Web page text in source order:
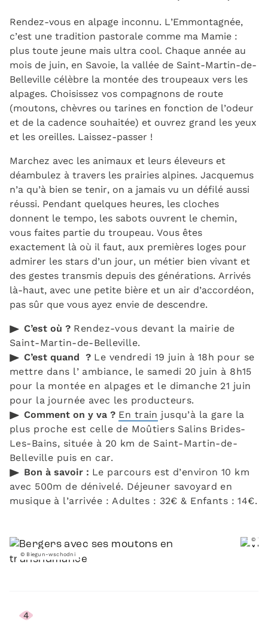
Rendez-vous en alpage inconnu. L’Emmontagnée,
c’est une tradition pastorale comme ma Mamie :
plus toute jeune mais ultra cool. Chaque année au
mois de juin, en Savoie, la vallée de Saint-Martin-de-
Belleville célèbre la montée des troupeaux vers les
alpages. Choisissez vos compagnons de route
(moutons, chèvres ou tarines en fonction de l’odeur
et de la cadence souhaitée) et ouvrez grand les yeux
et les oreilles. Laissez-passer !
Marchez avec les animaux et leurs éleveurs et
déambulez à travers les prairies alpines. Jacquemus
n’a qu’à bien se tenir, on a jamais vu un défilé aussi
réussi. Pendant quelques heures, les cloches
donnent le tempo, les sabots ouvrent le chemin,
vous faites partie du troupeau. Vous êtes
exactement là où il faut, aux premières loges pour
admirer les stars d’un jour, un métier bien vivant et
des gestes transmis depuis des générations. Arrivés
là-haut, avec une petite bière et un air d’accordéon,
pas sûr que vous ayez envie de descendre.
C’est où ? Rendez-vous devant la mairie de
Saint-Martin-de-Belleville.
C’est quand ? Le vendredi 19 juin à 18h pour se
mettre dans l’ ambiance, le samedi 20 juin à 8h15
pour la montée en alpages et le dimanche 21 juin
pour la journée avec les producteurs.
Comment on y va ? En train jusqu’à la gare la
plus proche est celle de Moûtiers Salins Brides-
Les-Bains, située à 20 km de Saint-Martin-de-
Belleville puis en car.
Bon à savoir : Le parcours est d’environ 10 km
avec 500m de dénivelé. Déjeuner savoyard en
musique à l’arrivée : Adultes : 32€ & Enfants : 14€.
© Biegun-wschodni
©
4